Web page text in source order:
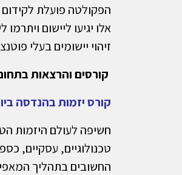
הפקולטה פועלת
אלו יגיעו ליישום
זיהוי יישומים בעלי
קורסים והרצאות
קורס יזמות בהנדסה ביו-
חשיפה לעולם היזמות
טכנולוגיים, עסקיים,
החשובים בתהליך